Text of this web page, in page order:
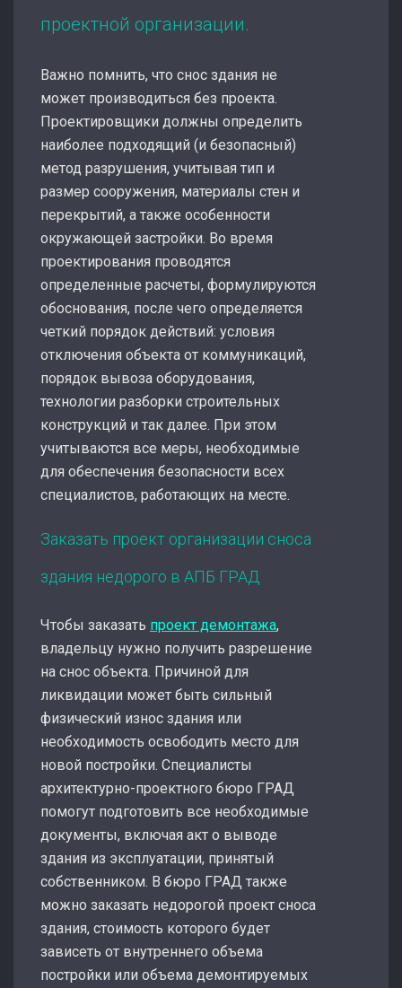
проектной организации.
Важно помнить, что снос здания не
может производиться без проекта.
Проектировщики должны определить
наиболее подходящий (и безопасный)
метод разрушения, учитывая тип и
размер сооружения, материалы стен и
перекрытий, а также особенности
окружающей застройки. Во время
проектирования проводятся
определенные расчеты, формулируются
обоснования, после чего определяется
четкий порядок действий: условия
отключения объекта от коммуникаций,
порядок вывоза оборудования,
технологии разборки строительных
конструкций и так далее. При этом
учитываются все меры, необходимые
для обеспечения безопасности всех
специалистов, работающих на месте.
Заказать проект организации сноса
здания недорого в АПБ ГРАД
Чтобы заказать проект демонтажа,
владельцу нужно получить разрешение
на снос объекта. Причиной для
ликвидации может быть сильный
физический износ здания или
необходимость освободить место для
новой постройки. Специалисты
архитектурно-проектного бюро ГРАД
помогут подготовить все необходимые
документы, включая акт о выводе
здания из эксплуатации, принятый
собственником. В бюро ГРАД также
можно заказать недорогой проект сноса
здания, стоимость которого будет
зависеть от внутреннего объема
постройки или объема демонтируемых